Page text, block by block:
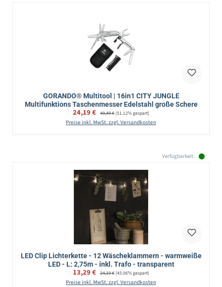
GORANDO® Multitool | 16in1 CITY JUNGLE
Multifunktions Taschenmesser Edelstahl große Schere
Verkaufspreis:
24,19 € Regulärer Preis:
49,49 €(51.12% gespart)
Preise inkl. MwSt. zzgl. Versandkosten
Verfügbarkeit:
LED Clip Lichterkette - 12 Wäscheklammern - warmweiße
LED - L: 2,75m - inkl. Trafo - transparent
Verkaufspreis:
13,29 € Regulärer Preis:
24,19 €(45.06% gespart)
Preise inkl. MwSt. zzgl. Versandkosten